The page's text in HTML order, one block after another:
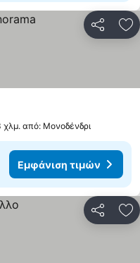
χλμ. από: Μονοδένδρι
Εμφάνιση τιμών